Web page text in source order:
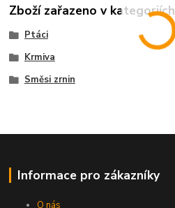
Zboží zařazeno v kategoriích
Ptáci
Krmiva
Směsi zrnin
Informace pro zákazníky
O nás